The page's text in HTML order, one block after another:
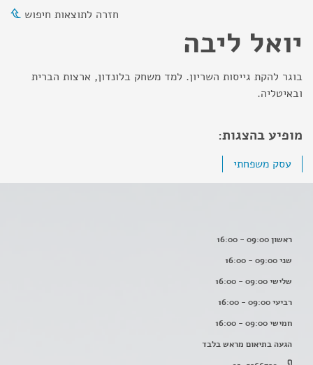
חזרה לתוצאות חיפוש
יואל ליבה
בוגר להקת גייסות השריון. למד משחק בלונדון, ארצות הברית
ובאיטליה.
מופיע בהצגות:
עסק משפחתי
ראשון 09:00 - 16:00
שני 09:00 - 16:00
שלישי 09:00 - 16:00
רביעי 09:00 - 16:00
חמישי 09:00 - 16:00
הגעה בתיאום מראש בלבד